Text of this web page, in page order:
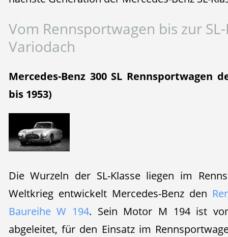
Vom Rennsportwagen bis zur
Variodach
Mercedes-Benz 300 SL Rennsportwagen
bis 1953)
Die Wurzeln der SL-Klasse liegen im
Weltkrieg entwickelt Mercedes-Benz den
Baureihe W 194. Sein Motor M 194 ist
abgeleitet, für den Einsatz im